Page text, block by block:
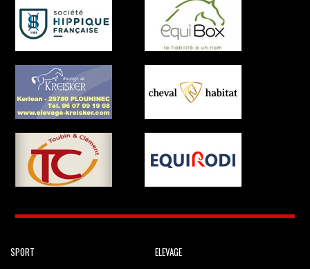
SPORT
ELEVAGE